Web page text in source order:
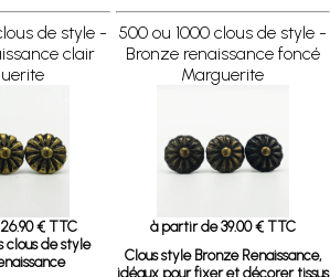
de style -
clair
€ TTC
clous de style
500 ou 1000 clous de style -
Bronze renaissance foncé
Marguerite
à partir de 39.00 € TTC
Clous style Bronze Renaissance,
idéaux pour fixer et décorer tissus